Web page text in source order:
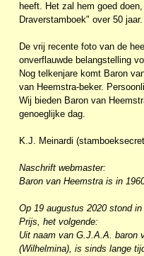
heeft. Het zal hem goed
Draverstamboek" over 50 jaar.
De vrij recente foto van de
onverflauwde belangstelling
Nog telkenjare komt Baron
van Heemstra-beker.
Wij bieden Baron van
genoeglijke dag.
K.J. Meinardi
Naschrift webmaster:
Baron van Heemstra is in
Op 19 augustus 2020 stond
Prijs, het volgende:
Uit naam van G.J.A.A. baron
(Wilhelmina), is sinds lange